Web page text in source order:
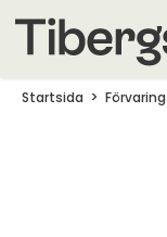
Startsida Förvaring